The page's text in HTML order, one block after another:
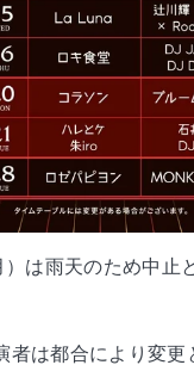
は雨天のため中止
者は都合により変更